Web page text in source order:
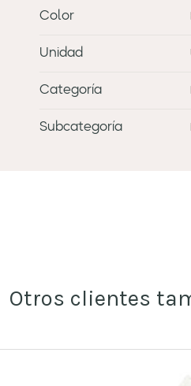
Color
Unidad
Categoría
Subcategoría
Otros clientes